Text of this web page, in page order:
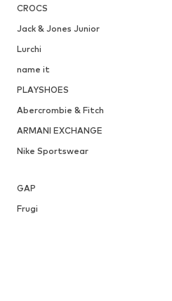
CROCS
Jack & Jones Junior
Lurchi
name it
PLAYSHOES
Abercrombie & Fitch
ARMANI EXCHANGE
Nike Sportswear
GAP
Frugi